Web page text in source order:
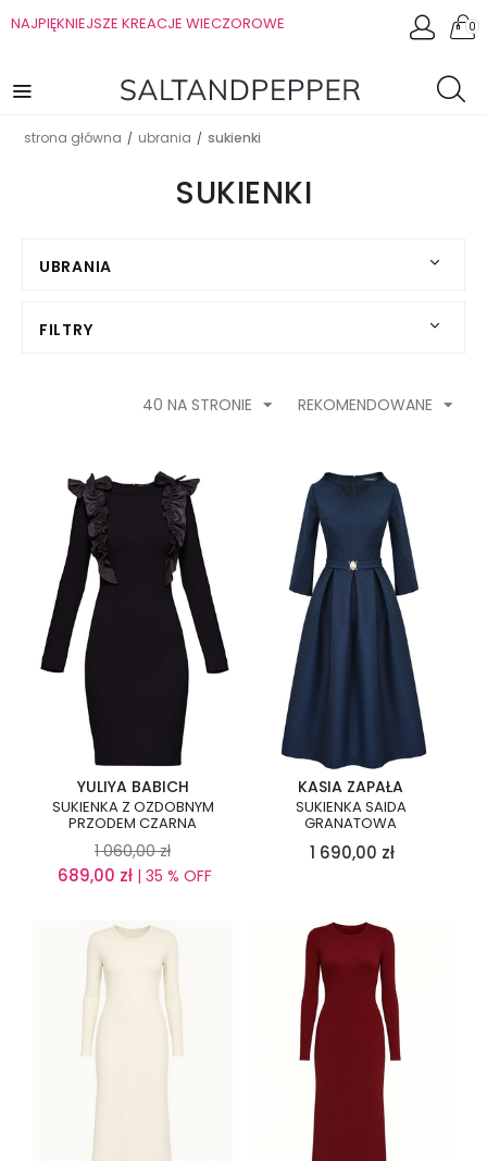
NAJPIĘKNIEJSZE KREACJE WIECZOROWE 0
strona główna / ubrania / sukienki
SUKIENKI
UBRANIA
FILTRY
REKOMENDOWANE
40 NA STRONIE
YULIYA BABICH
SUKIENKA Z OZDOBNYM
PRZODEM CZARNA
1 060,00 zł
689,00 zł| 35 % OFF
KASIA ZAPAŁA
SUKIENKA SAIDA
GRANATOWA
1 690,00 zł